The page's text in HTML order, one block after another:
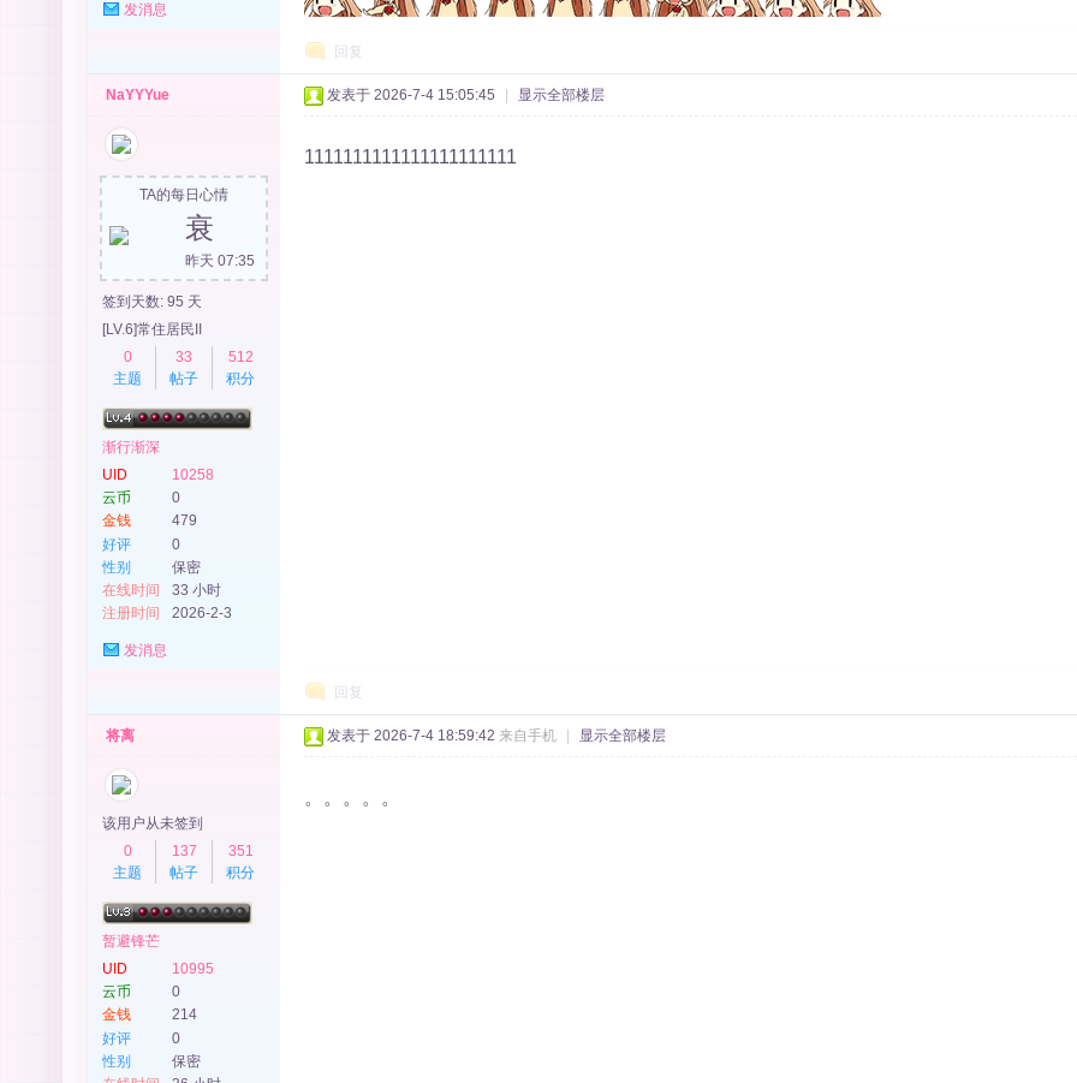
发消息
回复
NaYYYue
TA的每日心情
衰
昨天 07:35
签到天数: 95 天
[LV.6]常住居民II
0
主题
33
帖子
512
积分
渐行渐深
UID
10258
云币
0
金钱
479
好评
0
性别
保密
在线时间
33 小时
注册时间
2026-2-3
发消息
发表于 2026-7-4 15:05:45 显示全部楼层
1111111111111111111111
回复
将离
该用户从未签到
0
主题
137
帖子
351
积分
暂避锋芒
UID
10995
云币
0
金钱
214
好评
0
性别
保密
发表于 2026-7-4 18:59:42 来自手机 显示全部楼层
。。。。。